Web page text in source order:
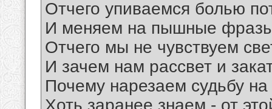
Отчего упиваемся болью
И меняем на пышные
Отчего мы не чувствуем
И зачем нам рассвет и
Почему нарезаем судьбу